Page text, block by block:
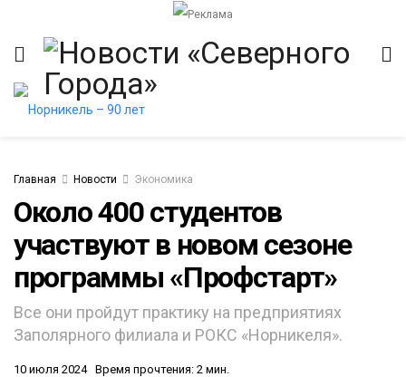
Главная Новости Экономика
Около 400 студентов
участвуют в новом сезоне
программы «Профстарт»
Все они пройдут практику на предприятиях
Заполярного филиала и РОКС «Норникеля».
10 июля 2024 Время прочтения: 2 мин.